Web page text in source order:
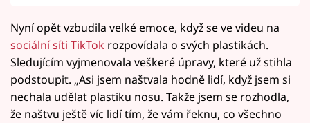
Nyní opět vzbudila velké emoce, když se ve videu na
sociální síti TikTok rozpovídala o svých plastikách.
Sledujícím vyjmenovala veškeré úpravy, které už stihla
podstoupit. „Asi jsem naštvala hodně lidí, když jsem si
nechala udělat plastiku nosu. Takže jsem se rozhodla,
že naštvu ještě víc lidí tím, že vám řeknu, co všechno